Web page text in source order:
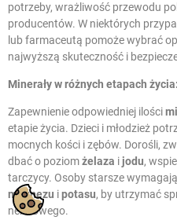
potrzeby, wrażliwość przewodu
producentów. W niektórych
lub farmaceutą pomoże wybrać
najwyższą skuteczność i
Minerały w różnych etapach
Zapewnienie odpowiedniej ilości
etapie życia. Dzieci i młodzież
mocnych kości i zębów. Dorośli,
dbać o poziomżelaza i jodu,
tarczycy. Osoby starsze
magnezu ipotasu, by utrzymać
nerwowego.